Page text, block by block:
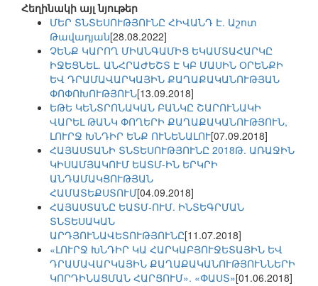
Հեղինակի այլ նյութեր
ՄԵՐ ՏՆՏԵՍՈՒԹՅՈՒՆԸ ՀԻՎԱՆԴ Է. Աշոտ
Թավադյան[28.08.2022]
ՉԵՆՔ ԿԱՐՈՂ ՄԻԱՆԳԱՄԻՑ ԵԿԱՄՏԱՀԱՐԿԸ
ԻՋԵՑՆԵԼ. ԱՆՀՐԱԺԵՇՏ Է ԿԲ ՄԱՍԻՆ ՕՐԵՆՔԻ
ԵՎ ԴՐԱՄԱՎԱՐԿԱՅԻՆ ՔԱՂԱՔԱԿԱՆՈՒԹՅԱՆ
ՓՈՓՈԽՈՒԹՅՈՒՆ[13.09.2018]
ԵԹԵ ԿԵՆՏՐՈՆԱԿԱՆ ԲԱՆԿԸ ՇԱՐՈՒՆԱԿԻ
ՎԱՐԵԼ ԹԱՆԿ ՓՈՂԵՐԻ ՔԱՂԱՔԱԿԱՆՈՒԹՅՈՒՆ,
ԼՈՒՐՋ ԽՆԴԻՐ ԵՆՔ ՈՒՆԵՆԱԼՈՒ[07.09.2018]
ՀԱՅԱՍՏԱՆԻ ՏՆՏԵՍՈՒԹՅՈՒՆԸ 2018Թ. ԱՌԱՋԻՆ
ԿԻՍԱՄՅԱԿՈՒՄ ԵԱՏՄ-ԻՆ ԵՐԿՐԻ
ԱՆԴԱՄԱԿՑՈՒԹՅԱՆ
ՀԱՄԱՏԵՔՍՏՈՒՄ[04.09.2018]
ՀԱՅԱՍՏԱՆԸ ԵԱՏՄ-ՈՒՄ. ԻՆՏԵԳՐՄԱՆ
ՏՆՏԵՍԱԿԱՆ
ԱՐԴՅՈՒՆԱՎԵՏՈՒԹՅՈՒՆԸ[11.07.2018]
«ԼՈՒՐՋ ԽՆԴԻՐ ԿԱ ՀԱՐԿԱԲՅՈՒՋԵՏԱՅԻՆ ԵՎ
ԴՐԱՄԱՎԱՐԿԱՅԻՆ ՔԱՂԱՔԱԿԱՆՈՒԹՅՈՒՆՆԵՐԻ
ԿՈՐԴԻՆԱՑՄԱՆ ՀԱՐՑՈՒՄ». «ՓԱՍՏ»[01.06.2018]